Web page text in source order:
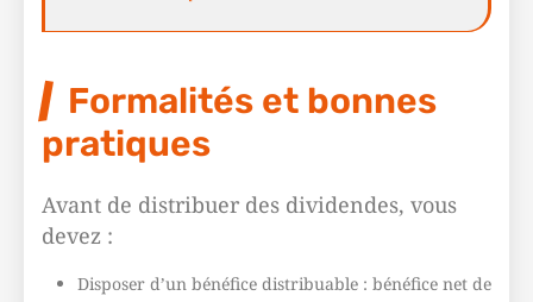
Formalités et bonnes
pratiques
Avant de distribuer des dividendes, vous
devez :
Disposer d’un bénéfice distribuable : bénéfice net de